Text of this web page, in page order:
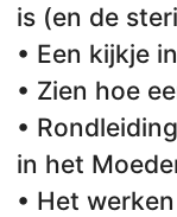
is (en de
• Een kijkje
• Zien hoe
•
in het
• Het